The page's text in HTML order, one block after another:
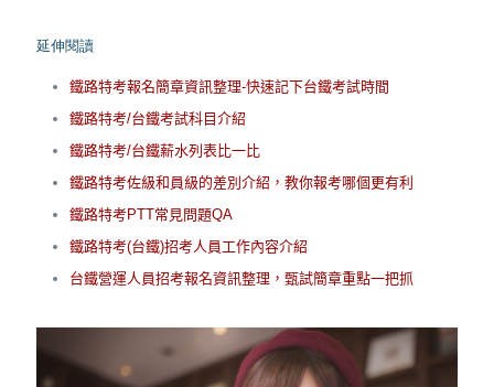
延伸閱讀
鐵路特考報名簡章資訊整理-快速記下台鐵考試時間
鐵路特考/台鐵考試科目介紹
鐵路特考/台鐵薪水列表比一比
鐵路特考佐級和員級的差別介紹，教你報考哪個更有利
鐵路特考PTT常見問題QA
鐵路特考(台鐵)招考人員工作內容介紹
台鐵營運人員招考報名資訊整理，甄試簡章重點一把抓